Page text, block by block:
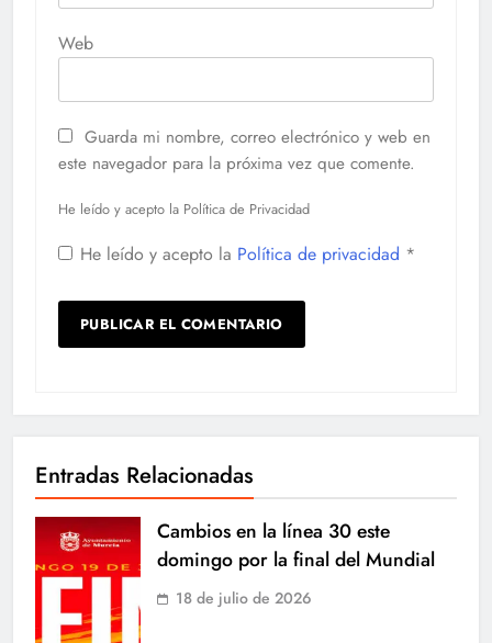
Web
Guarda mi nombre, correo electrónico y web en
este navegador para la próxima vez que comente.
He leído y acepto la Política de Privacidad
He leído y acepto la Política de privacidad *
Entradas Relacionadas
Cambios en la línea 30 este
domingo por la final del Mundial
18 de julio de 2026